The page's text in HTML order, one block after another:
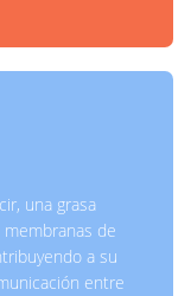
una grasa
de
a su
entre